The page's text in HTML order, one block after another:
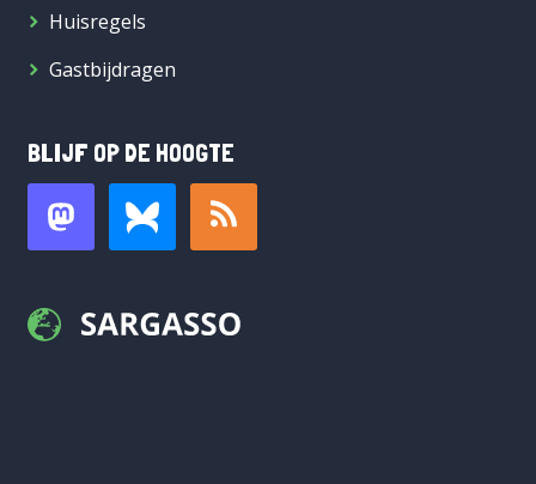
Huisregels
Gastbijdragen
BLIJF OP DE HOOGTE